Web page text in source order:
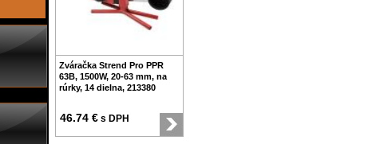
Zváračka Strend Pro PPR
63B, 1500W, 20-63 mm, na
rúrky, 14 dielna, 213380
46.74 € s DPH